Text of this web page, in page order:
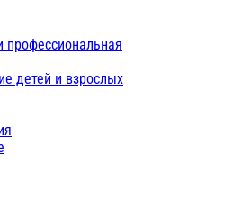
детей и взрослых